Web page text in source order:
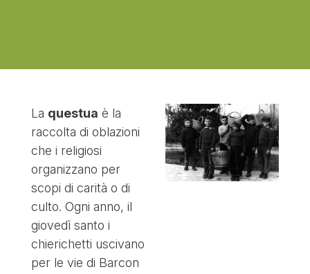
La questua è la
raccolta di oblazioni
che i religiosi
organizzano per
scopi di carità o di
culto. Ogni anno, il
giovedì santo i
chierichetti uscivano
per le vie di Barcon